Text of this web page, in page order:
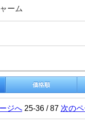
ーム
価格順
ジへ25-36 / 87 次の